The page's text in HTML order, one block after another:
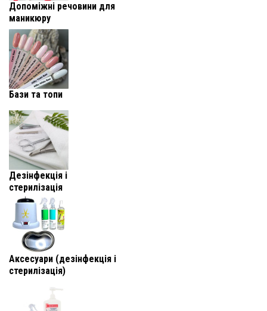
Допоміжні речовини для
маникюру
Бази та топи
Дезінфекція і
стерилізація
Аксесуари (дезінфекція і
стерилізація)